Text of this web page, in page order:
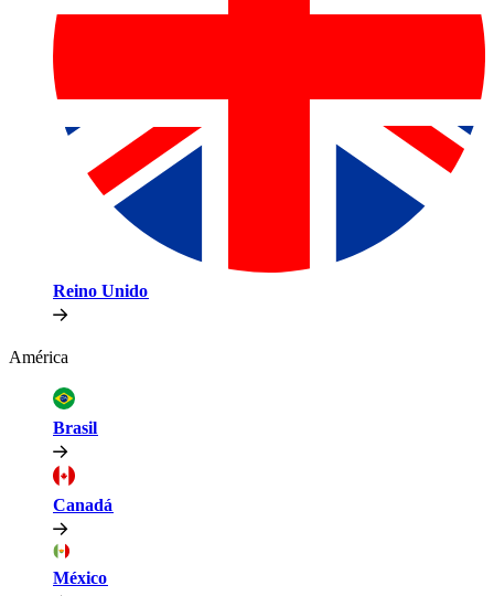
Reino Unido​​
América​​
Brasil​​
Canadá​​
México​​